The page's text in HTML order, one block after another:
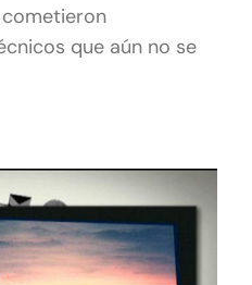
que aún no se